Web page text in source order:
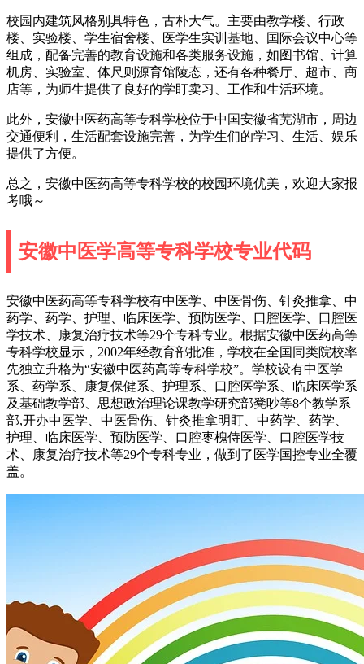
校园内建筑风格别具特色，古朴大气。主要由教学楼、行政
楼、实验楼、学生宿舍楼、医学生实训基地、国际会议中心等
组成，配备完善的教育设施和各类服务设施，如图书馆、计算
机房、实验室、体尺则源育馆陵态，还有各种餐厅、超市、商
店等，为师生提供了良好的学盯卖习、工作和生活环境。
此外，安徽中医药高等专科学校位于中国安徽省芜湖市，周边
交通便利，生活配套设施完善，为学生们的学习、生活、娱乐
提供了方便。
总之，安徽中医药高等专科学校的校园环境优美，欢迎大家报
考哦～
安徽中医学高等专科学校专业代码
安徽中医药高等专科学校有中医学、中医骨伤、针灸推拿、中
药学、药学、护理、临床医学、预防医学、口腔医学、口腔医
学技术、康复治疗技术等29个专科专业。根据安徽中医药高等
专科学校显示，2002年经教育部批准，学校在全国同类院校率
先独立升格为“安徽中医药高等专科学校”。学校设有中医学
系、药学系、康复保健系、护理系、口腔医学系、临床医学系
及基础教学部、思想政治理论课教学研究部凳吵等8个教学系
部,开办中医学、中医骨伤、针灸推拿明盯、中药学、药学、
护理、临床医学、预防医学、口腔枣槐侍医学、口腔医学技
术、康复治疗技术等29个专科专业，做到了医学国控专业全覆
盖。